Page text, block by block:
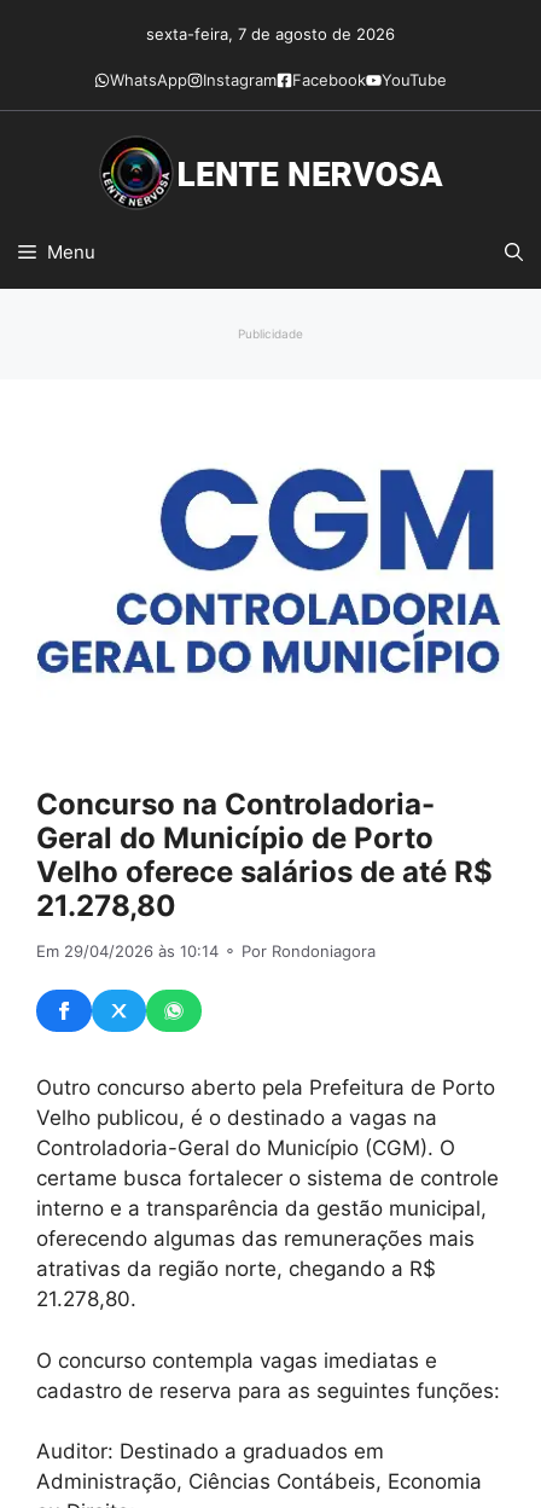
conteúdo
sexta-feira, 7 de agosto de 2026
WhatsApp Instagram Facebook YouTube
Menu
Publicidade
Concurso na Controladoria-
Geral do Município de Porto
Velho oferece salários de até R$
21.278,80
Em 29/04/2026 às 10:14 ⚬ Por Rondoniagora
Outro concurso aberto pela Prefeitura de Porto
Velho publicou, é o destinado a vagas na
Controladoria-Geral do Município (CGM). O
certame busca fortalecer o sistema de controle
interno e a transparência da gestão municipal,
oferecendo algumas das remunerações mais
atrativas da região norte, chegando a R$
21.278,80.
O concurso contempla vagas imediatas e
cadastro de reserva para as seguintes funções:
Auditor: Destinado a graduados em
Administração, Ciências Contábeis, Economia